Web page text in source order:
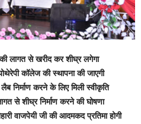
लागत से खरीद कर शीघ्र लगेगा
कॉलेज की स्थापना की जाएगी
करने के लिए मिली स्वीकृति
से शीघ्र निर्माण करने की घोषणा
वाजपेयी जी की आदमकद प्रतिमा होगी